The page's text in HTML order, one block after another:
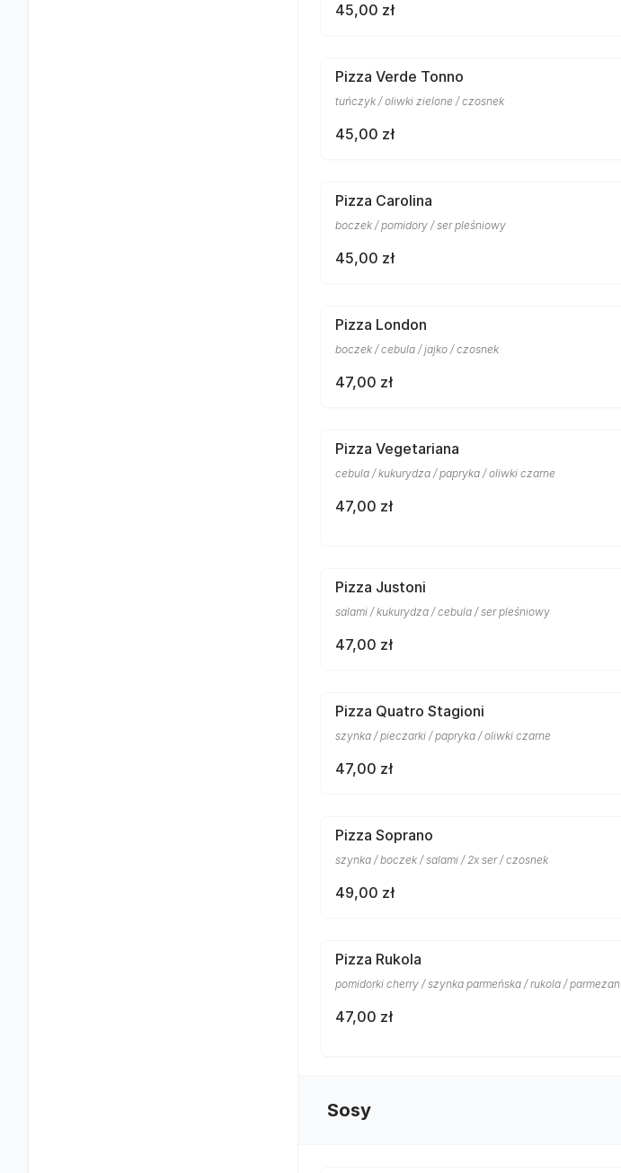
45,00 zł
Pizza Verde Tonno
tuńczyk / oliwki zielone / czosnek
45,00 zł
Pizza Carolina
boczek / pomidory / ser pleśniowy
45,00 zł
Pizza London
boczek / cebula / jajko / czosnek
47,00 zł
Pizza Vegetariana
cebula / kukurydza / papryka / oliwki czarne
47,00 zł
Pizza Justoni
salami / kukurydza / cebula / ser pleśniowy
47,00 zł
Pizza Quatro Stagioni
szynka / pieczarki / papryka / oliwki czarne
47,00 zł
Pizza Soprano
szynka / boczek / salami / 2x ser / czosnek
49,00 zł
Pizza Rukola
pomidorki cherry / szynka parmeńska / rukola / parmezan
47,00 zł
Sosy